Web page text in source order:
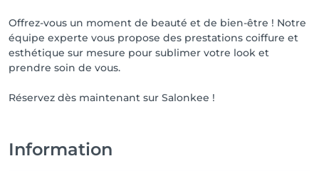
Offrez-vous un moment de beauté et de bien-être ! Notre
équipe experte vous propose des prestations coiffure et
esthétique sur mesure pour sublimer votre look et
prendre soin de vous.
Réservez dès maintenant sur Salonkee !
Information